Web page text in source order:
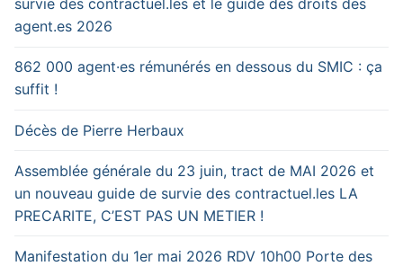
survie des contractuel.les et le guide des droits des
agent.es 2026
862 000 agent·es rémunérés en dessous du SMIC : ça
suffit !
Décès de Pierre Herbaux
Assemblée générale du 23 juin, tract de MAI 2026 et
un nouveau guide de survie des contractuel.les LA
PRECARITE, C’EST PAS UN METIER !
Manifestation du 1er mai 2026 RDV 10h00 Porte des